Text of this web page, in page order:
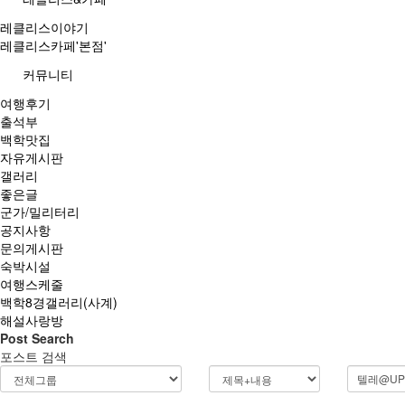
레클리스이야기
레클리스카페'본점'
커뮤니티
여행후기
출석부
백학맛집
자유게시판
갤러리
좋은글
군가/밀리터리
공지사항
문의게시판
숙박시설
여행스케줄
백학8경갤러리(사계)
해설사랑방
Post Search
포스트 검색